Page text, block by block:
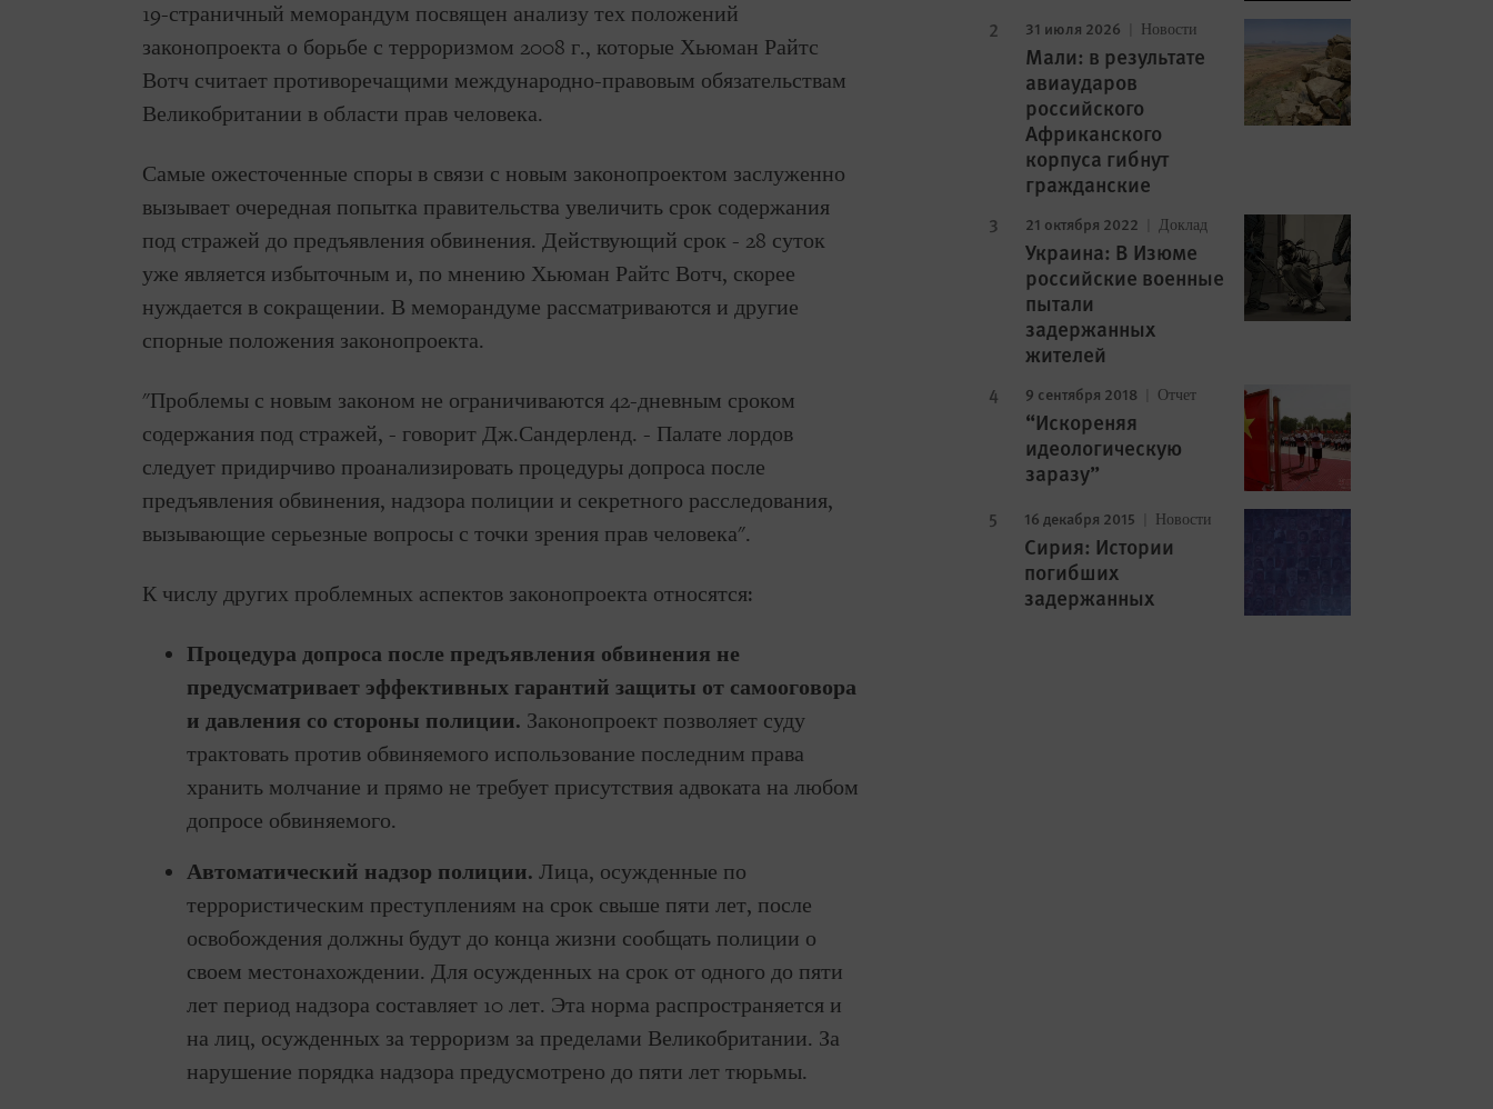
19-страничный меморандум посвящен анализу тех положений
законопроекта о борьбе с терроризмом 2008 г., которые Хьюман Райтс
Вотч считает противоречащими международно-правовым обязательствам
Великобритании в области прав человека.
Самые ожесточенные споры в связи с новым законопроектом заслуженно
вызывает очередная попытка правительства увеличить срок содержания
под стражей до предъявления обвинения. Действующий срок - 28 суток
уже является избыточным и, по мнению Хьюман Райтс Вотч, скорее
нуждается в сокращении. В меморандуме рассматриваются и другие
спорные положения законопроекта.
"Проблемы с новым законом не ограничиваются 42-дневным сроком
содержания под стражей, - говорит Дж.Сандерленд. - Палате лордов
следует придирчиво проанализировать процедуры допроса после
предъявления обвинения, надзора полиции и секретного расследования,
вызывающие серьезные вопросы с точки зрения прав человека".
К числу других проблемных аспектов законопроекта относятся:
Процедура допроса после предъявления обвинения не
предусматривает эффективных гарантий защиты от самооговора
и давления со стороны полиции. Законопроект позволяет суду
трактовать против обвиняемого использование последним права
хранить молчание и прямо не требует присутствия адвоката на любом
допросе обвиняемого.
Автоматический надзор полиции. Лица, осужденные по
террористическим преступлениям на срок свыше пяти лет, после
освобождения должны будут до конца жизни сообщать полиции о
своем местонахождении. Для осужденных на срок от одного до пяти
лет период надзора составляет 10 лет. Эта норма распространяется и
на лиц, осужденных за терроризм за пределами Великобритании. За
нарушение порядка надзора предусмотрено до пяти лет тюрьмы.
31 июля 2026 Новости
Мали: в результате
авиаударов
российского
Африканского
корпуса гибнут
гражданские
21 октября 2022 Доклад
Украина: В Изюме
российские военные
пытали
задержанных
жителей
9 сентября 2018 Отчет
“Искореняя
идеологическую
заразу”
16 декабря 2015 Новости
Сирия: Истории
погибших
задержанных